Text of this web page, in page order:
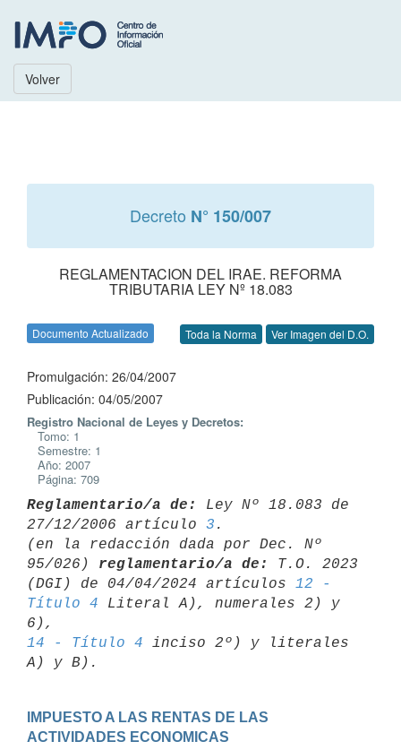
Volver
Decreto N° 150/007
REGLAMENTACION DEL IRAE. REFORMA
TRIBUTARIA LEY Nº 18.083
Documento Actualizado Toda la Norma Ver Imagen del D.O.
Promulgación: 26/04/2007
Publicación: 04/05/2007
Registro Nacional de Leyes y Decretos:
Tomo: 1
Semestre: 1
Año: 2007
Página: 709
Reglamentario/a de:
Ley Nº 18.083 de
27/12/2006 artículo 3 .
(en la redacción dada por Dec. Nº
95/026) reglamentario/a de:
T.O. 2023
(DGI) de 04/04/2024 artículos 12 -
Título 4 Literal A), numerales 2) y
14 - Título 4 inciso 2º) y literales
IMPUESTO A LAS RENTAS DE LAS
ACTIVIDADES ECONOMICAS